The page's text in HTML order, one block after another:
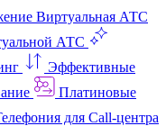
Виртуальная АТС
АТС
Эффективные
Платиновые
для Call-центра